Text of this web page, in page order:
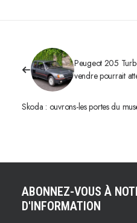
Peugeot 205
vendre pourrait
Skoda : ouvrons-les portes du
ABONNEZ-VOUS À
D'INFORMATION